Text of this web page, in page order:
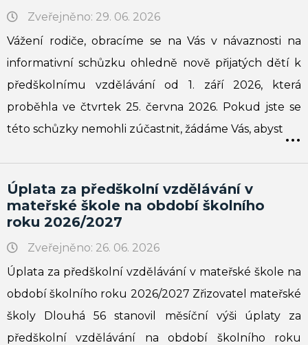
Zveřejněno: 29. 06. 2026
Vážení rodiče, obracíme se na Vás v návaznosti na
informativní schůzku ohledně nově přijatých dětí k
předškolnímu vzdělávání od 1. září 2026, která
proběhla ve čtvrtek 25. června 2026. Pokud jste se
této schůzky nemohli zúčastnit, žádáme Vás, abyst ...
Úplata za předškolní vzdělávání v
mateřské škole na období školního
roku 2026/2027
Zveřejněno: 26. 06. 2026
Úplata za předškolní vzdělávání v mateřské škole na
období školního roku 2026/2027 Zřizovatel mateřské
školy Dlouhá 56 stanovil měsíční výši úplaty za
předškolní vzdělávání na období školního roku